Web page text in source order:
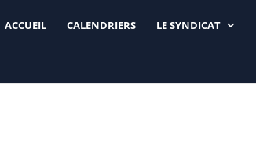
ACCUEIL CALENDRIERS LE SYNDICAT